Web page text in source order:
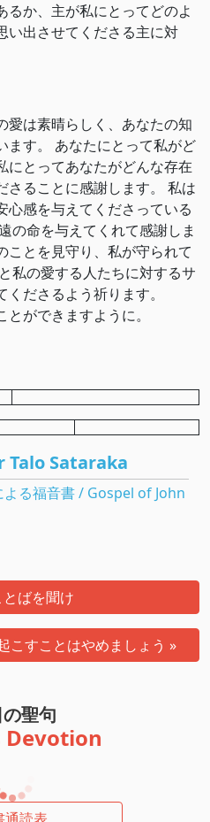
るか、主が私にとってどのよ
い出させてくださる主に対
素晴らしく、あなたの知
ます。 あなたにとって私がど
にとってあなたがどんな存在
さることに感謝します。 私は
心感を与えてくださっている
の命を与えてくれて感謝しま
ことを見守り、私が守られて
私の愛する人たちに対するサ
ださるよう祈ります。
ができますように。
Talo Sataraka
よる福音書 / Gospel of John
ばを聞け
こすことはやめましょう »
聖句
Devotion